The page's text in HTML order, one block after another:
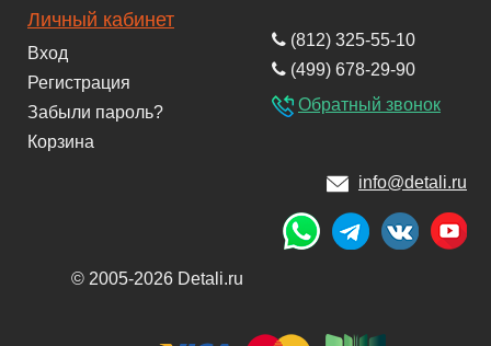
Личный кабинет
Вход
Регистрация
Забыли пароль?
Корзина
(812) 325-55-10
(499) 678-29-90
Обратный звонок
info@detali.ru
© 2005-2026 Detali.ru